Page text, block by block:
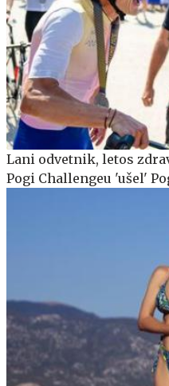
Lani odvetnik, letos
Pogi Challengeu 'ušel'